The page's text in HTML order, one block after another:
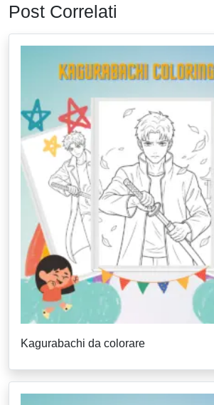
Post Correlati
Kagurabachi da colorare